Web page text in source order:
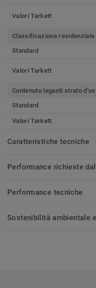
Valori Tarkett
Classificazione residenziale
Standard
Valori Tarkett
Contenuto leganti strato
Standard
Valori Tarkett
Caratteristiche tecniche
Performance richieste
Performance tecniche
Sostenibilità ambientale